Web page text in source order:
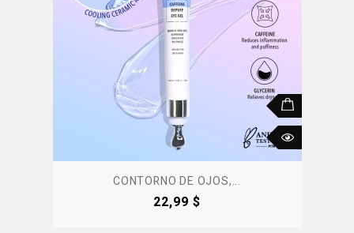
CONTORNO DE OJOS,...
Precio
22,99 $